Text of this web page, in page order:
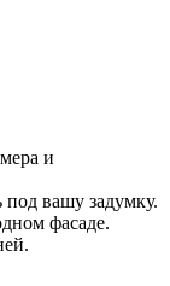
и
вашу задумку.
фасаде.